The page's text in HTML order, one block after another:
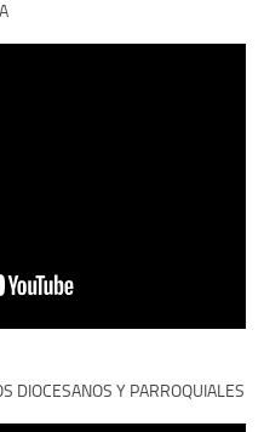
DIOCESANOS Y PARROQUIALES